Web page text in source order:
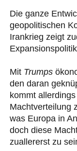
Die ganze
geopolitischen
Irankrieg zeigt
Mit Trumps
den daran
kommt
Machtverteilung
was Europa in
doch diese
zuallererst zu